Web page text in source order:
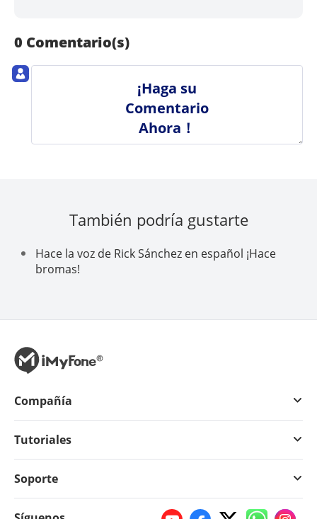
0 Comentario(s)
¡Haga su
Comentario
Ahora！
También podría gustarte
Hace la voz de Rick Sánchez en español ¡Hace
bromas!
Compañía
Tutoriales
Soporte